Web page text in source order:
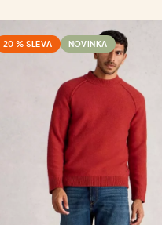
20 % SLEVA NOVINKA